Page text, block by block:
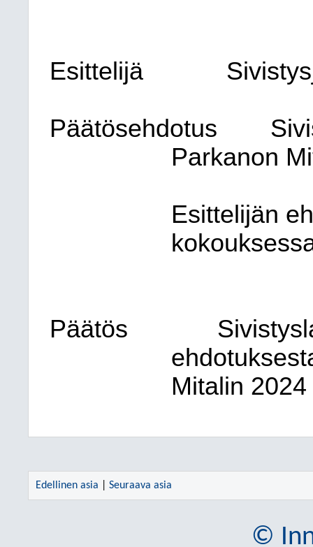
Esittelijä
Päätösehdotus
Parkanon
Esittelijän
Päätös
Mitalin
Edellinen asia Seuraava asia
©